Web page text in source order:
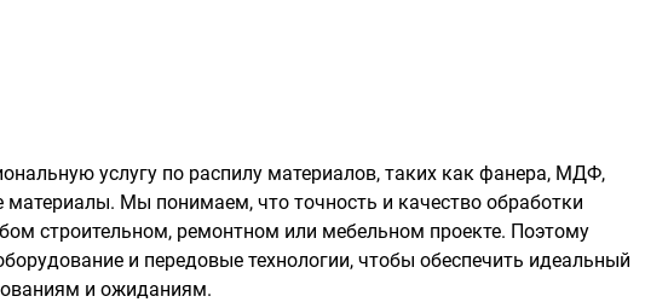
услугу по распилу материалов, таких как фанера, МДФ,
Мы понимаем, что точность и качество обработки
строительном, ремонтном или мебельном проекте. Поэтому
и передовые технологии, чтобы обеспечить идеальный
и ожиданиям.